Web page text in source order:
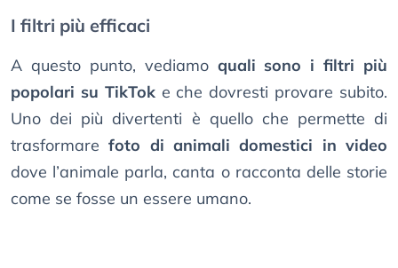
I filtri più efficaci
A questo punto, vediamo quali sono i filtri più
popolari su TikToke che dovresti provare subito.
Uno dei più divertenti è quello che permette di
trasformarefoto di animali domestici in video
dove l’animale parla, canta o racconta delle storie
come se fosse un essere umano.